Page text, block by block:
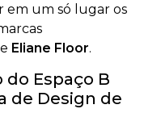
em um só lugar os
e Eliane Floor.
do Espaço B
de Design de